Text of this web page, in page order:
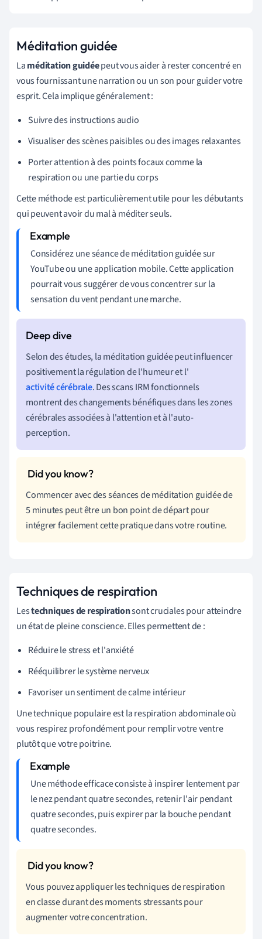
Méditation guidée
Laméditation guidéepeut vous aider à rester concentré en
vous fournissant une narration ou un son pour guider votre
esprit. Cela implique généralement :
Suivre des instructions audio
Visualiser des scènes paisibles ou des images relaxantes
Porter attention à des points focaux comme la
respiration ou une partie du corps
Cette méthode est particulièrement utile pour les débutants
qui peuvent avoir du mal à méditer seuls.
Considérez une séance de méditation guidée sur
YouTube ou une application mobile. Cette application
pourrait vous suggérer de vous concentrer sur la
sensation du vent pendant une marche.
Selon des études, la méditation guidée peut influencer
positivement la régulation de l'humeur et l'
activité cérébrale. Des scans IRM fonctionnels
montrent des changements bénéfiques dans les zones
cérébrales associées à l'attention et à l'auto-
perception.
Commencer avec des séances de méditation guidée de
5 minutes peut être un bon point de départ pour
intégrer facilement cette pratique dans votre routine.
Techniques de respiration
Lestechniques de respirationsont cruciales pour atteindre
un état de pleine conscience. Elles permettent de :
Réduire le stress et l'anxiété
Rééquilibrer le système nerveux
Favoriser un sentiment de calme intérieur
Une technique populaire est la respiration abdominale où
vous respirez profondément pour remplir votre ventre
plutôt que votre poitrine.
Une méthode efficace consiste à inspirer lentement par
le nez pendant quatre secondes, retenir l'air pendant
quatre secondes, puis expirer par la bouche pendant
quatre secondes.
Vous pouvez appliquer les techniques de respiration
en classe durant des moments stressants pour
augmenter votre concentration.